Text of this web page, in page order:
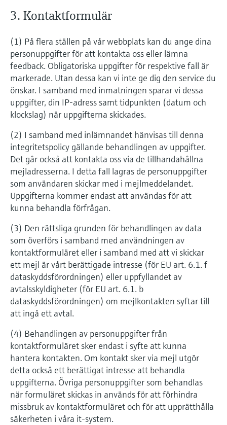
3. Kontaktformulär
(1) På flera ställen på vår webbplats kan du ange dina
personuppgifter för att kontakta oss eller lämna
feedback. Obligatoriska uppgifter för respektive fall är
markerade. Utan dessa kan vi inte ge dig den service du
önskar. I samband med inmatningen sparar vi dessa
uppgifter, din IP-adress samt tidpunkten (datum och
klockslag) när uppgifterna skickades.
(2) I samband med inlämnandet hänvisas till denna
integritetspolicy gällande behandlingen av uppgifter.
Det går också att kontakta oss via de tillhandahållna
mejladresserna. I detta fall lagras de personuppgifter
som användaren skickar med i mejlmeddelandet.
Uppgifterna kommer endast att användas för att
kunna behandla förfrågan.
(3) Den rättsliga grunden för behandlingen av data
som överförs i samband med användningen av
kontaktformuläret eller i samband med att vi skickar
ett mejl är vårt berättigade intresse (för EU art. 6.1. f
dataskyddsförordningen) eller uppfyllandet av
avtalsskyldigheter (för EU art. 6.1. b
dataskyddsförordningen) om mejlkontakten syftar till
att ingå ett avtal.
(4) Behandlingen av personuppgifter från
kontaktformuläret sker endast i syfte att kunna
hantera kontakten. Om kontakt sker via mejl utgör
detta också ett berättigat intresse att behandla
uppgifterna. Övriga personuppgifter som behandlas
när formuläret skickas in används för att förhindra
missbruk av kontaktformuläret och för att upprätthålla
säkerheten i våra it-system.